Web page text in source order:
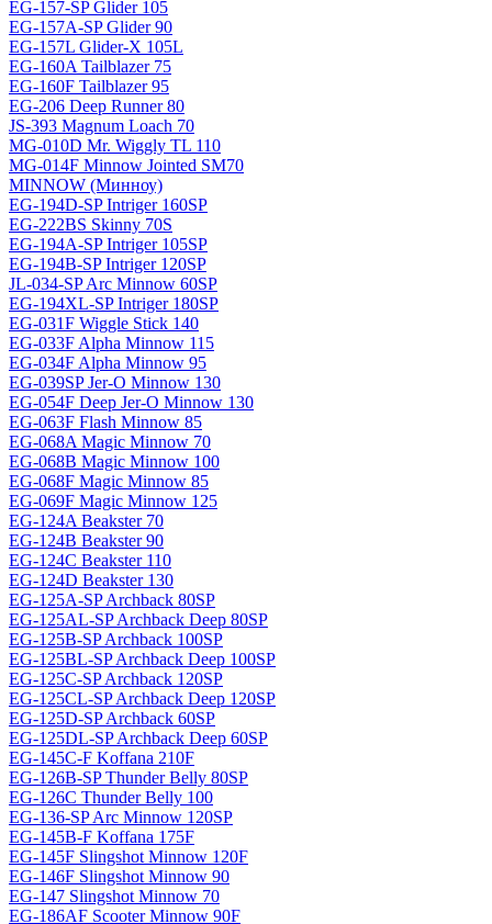
EG-157-SP Glider 105
EG-157A-SP Glider 90
EG-157L Glider-X 105L
EG-160A Tailblazer 75
EG-160F Tailblazer 95
EG-206 Deep Runner 80
JS-393 Magnum Loach 70
MG-010D Mr. Wiggly TL 110
MG-014F Minnow Jointed SM70
MINNOW (Минноу)
EG-194D-SP Intriger 160SP
EG-222BS Skinny 70S
EG-194A-SP Intriger 105SP
EG-194B-SP Intriger 120SP
JL-034-SP Arc Minnow 60SP
EG-194XL-SP Intriger 180SP
EG-031F Wiggle Stick 140
EG-033F Alpha Minnow 115
EG-034F Alpha Minnow 95
EG-039SP Jer-O Minnow 130
EG-054F Deep Jer-O Minnow 130
EG-063F Flash Minnow 85
EG-068A Magic Minnow 70
EG-068B Magic Minnow 100
EG-068F Magic Minnow 85
EG-069F Magiс Minnow 125
EG-124A Beakster 70
EG-124B Beakster 90
EG-124C Beakster 110
EG-124D Beakster 130
EG-125A-SP Archback 80SP
EG-125AL-SP Archback Deep 80SP
EG-125B-SP Archback 100SP
EG-125BL-SP Archback Deep 100SP
EG-125C-SP Archback 120SP
EG-125CL-SP Archback Deep 120SP
EG-125D-SP Archback 60SP
EG-125DL-SP Archback Deep 60SP
EG-145C-F Koffana 210F
EG-126B-SP Thunder Belly 80SP
EG-126C Thunder Belly 100
EG-136-SP Arc Minnow 120SP
EG-145B-F Koffana 175F
EG-145F Slingshot Minnow 120F
EG-146F Slingshot Minnow 90
EG-147 Slingshot Minnow 70
EG-186AF Scooter Minnow 90F